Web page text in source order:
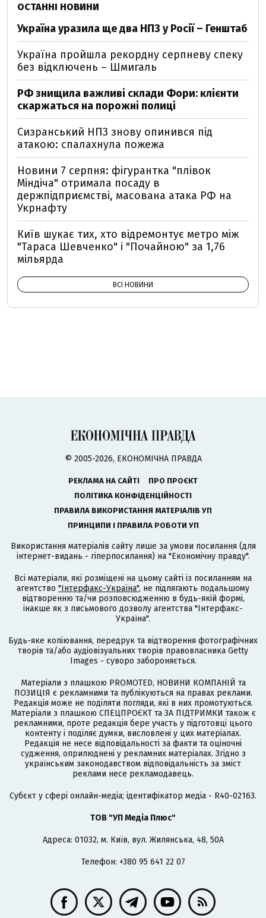
ОСТАННІ НОВИНИ
Україна уразила ще два НПЗ у Росії – Генштаб
Україна пройшла рекордну серпневу спеку
без відключень – Шмигаль
РФ знищила важливі склади Фори: клієнти
скаржаться на порожні полиці
Сизранський НПЗ знову опинився під
атакою: спалахнула пожежа
Новини 7 серпня: фігурантка "плівок
Міндіча" отримала посаду в
держпідприємстві, масована атака РФ на
Укрнафту
Київ шукає тих, хто відремонтує метро між
"Тараса Шевченко" і "Почайною" за 1,76
мільярда
ВСІ НОВИНИ
© 2005-2026, ЕКОНОМІЧНА ПРАВДА
РЕКЛАМА НА САЙТІ
ПРО ПРОЄКТ
ПОЛІТИКА КОНФІДЕНЦІЙНОСТІ
ПРАВИЛА ВИКОРИСТАННЯ МАТЕРІАЛІВ УП
ПРИНЦИПИ І ПРАВИЛА РОБОТИ УП
Використання матеріалів сайту лише за умови посилання (для
інтернет-видань - гіперпосилання) на "Економічну правду".
Всі матеріали, які розміщені на цьому сайті із посиланням на
агентство "Інтерфакс-Україна", не підлягають подальшому
відтворенню та/чи розповсюдженню в будь-якій формі,
інакше як з письмового дозволу агентства "Інтерфакс-
Україна".
Будь-яке копіювання, передрук та відтворення фотографічних
творів та/або аудіовізуальних творів правовласника Getty
Images - суворо забороняється.
Матеріали з плашкою PROMOTED, НОВИНИ КОМПАНІЙ та
ПОЗИЦІЯ є рекламними та публікуються на правах реклами.
Редакція може не поділяти погляди, які в них промотуються.
Матеріали з плашкою СПЕЦПРОЄКТ та ЗА ПІДТРИМКИ також є
рекламними, проте редакція бере участь у підготовці цього
контенту і поділяє думки, висловлені у цих матеріалах.
Редакція не несе відповідальності за факти та оціночні
судження, оприлюднені у рекламних матеріалах. Згідно з
українським законодавством відповідальність за зміст
реклами несе рекламодавець.
Cубєкт у сфері онлайн-медіа; ідентифікатор медіа - R40-02163.
ТОВ "УП Медіа Плюс"
Адреса: 01032, м. Київ, вул. Жилянська, 48, 50А
Телефон: +380 95 641 22 07